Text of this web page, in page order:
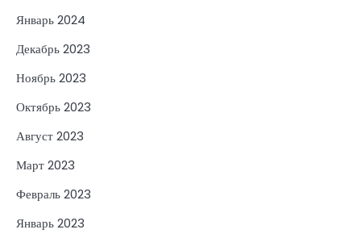
Январь 2024
Декабрь 2023
Ноябрь 2023
Октябрь 2023
Август 2023
Март 2023
Февраль 2023
Январь 2023